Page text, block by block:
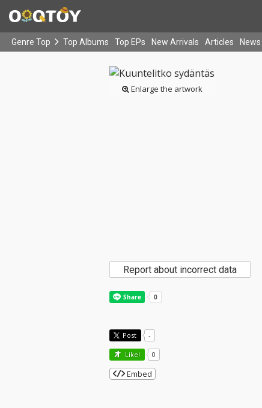
Genre Top Top Albums Top EPs New Arrivals Articles News
Enlarge the artwork
Report about incorrect data
Post -
Like! 0
Embed